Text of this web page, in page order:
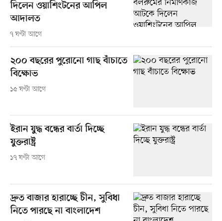
দিলেন ওয়াশিংটনের আপিল
আদালত
৭ ঘণ্টা আগে
২০০ বছরের পুরোনো গাছ বাঁচাতে
বিক্ষোভ
১৫ ঘণ্টা আগে
ইরান যুদ্ধ বন্ধের বার্তা দিচ্ছে
যুক্তরাষ্ট্র
১৭ ঘণ্টা আগে
দ্রুত বাজার হারাচ্ছে চীন, সুবিধা
নিতে পারছে না বাংলাদেশ